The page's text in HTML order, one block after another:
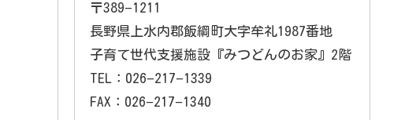
〒389−1211
長野県上水内郡飯綱町大字牟礼1987番地
子育て世代支援施設『みつどんのお家』2階
TEL：026−217−1339
FAX：026−217−1340